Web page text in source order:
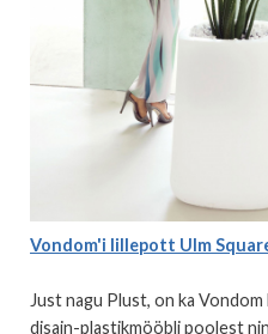
Vondom'i lillepott Ulm
Just nagu Plust, on ka
disain-plastikmööbli poolest